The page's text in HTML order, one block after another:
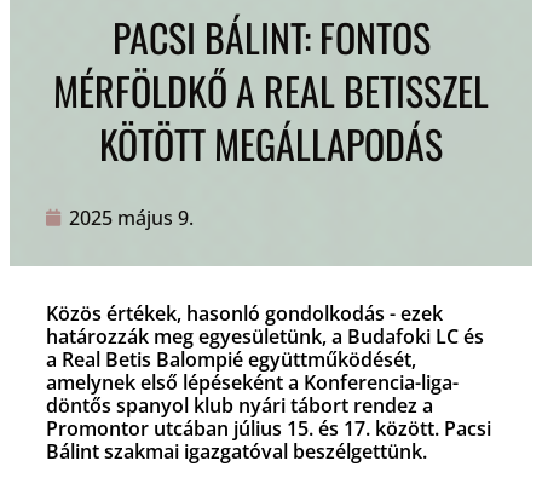
PACSI BÁLINT: FONTOS
MÉRFÖLDKŐ A REAL BETISSZEL
KÖTÖTT MEGÁLLAPODÁS
2025 május 9.
Közös értékek, hasonló gondolkodás - ezek
határozzák meg egyesületünk, a Budafoki LC és
a Real Betis Balompié együttműködését,
amelynek első lépéseként a Konferencia-liga-
döntős spanyol klub nyári tábort rendez a
Promontor utcában július 15. és 17. között. Pacsi
Bálint szakmai igazgatóval beszélgettünk.